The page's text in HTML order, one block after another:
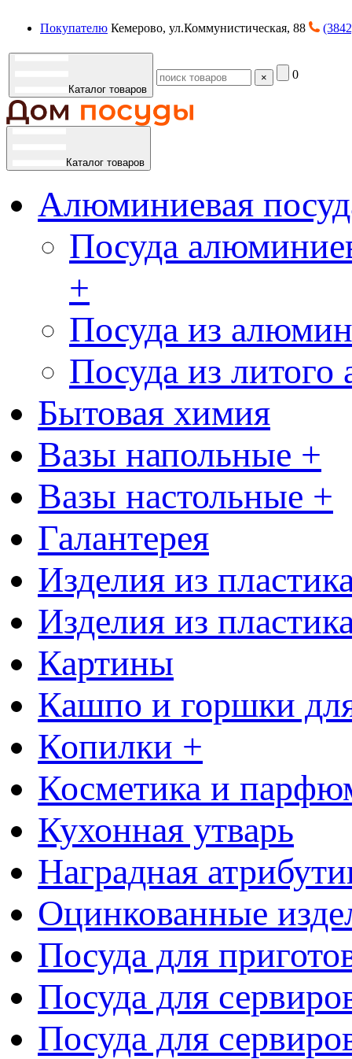
Покупателю Кемерово, ул.Коммунистическая, 88
Каталог товаров
× 0
Каталог товаров
Алюминиевая
Посуда
+
Посуда из
Посуда из
Бытовая химия
Вазы напольные +
Вазы настольные +
Галантерея
Изделия из
Изделия из
Картины
Кашпо и горшки
Копилки +
Косметика и
Кухонная утварь
Наградная
Оцинкованные
Посуда для
Посуда для
Посуда для